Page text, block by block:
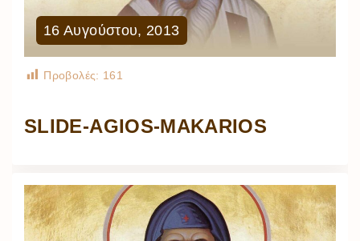
16 Αυγούστου, 2013
Προβολές: 161
SLIDE-AGIOS-MAKARIOS